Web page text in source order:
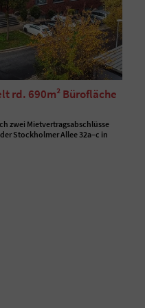
rd. 690m² Bürofläche
zwei Mietvertragsabschlüsse
Stockholmer Allee 32a–c in